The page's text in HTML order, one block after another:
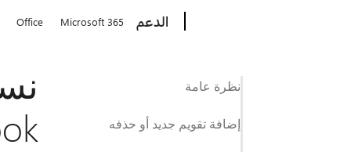
الدعم Microsoft 365
Office
نظرة عامة
إضافة تقويم جديد أو حذفه